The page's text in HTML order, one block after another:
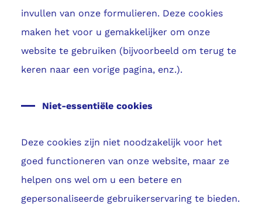
invullen van onze formulieren. Deze cookies
maken het voor u gemakkelijker om onze
website te gebruiken (bijvoorbeeld om terug te
keren naar een vorige pagina, enz.).
Niet-essentiële cookies
Deze cookies zijn niet noodzakelijk voor het
goed functioneren van onze website, maar ze
helpen ons wel om u een betere en
gepersonaliseerde gebruikerservaring te bieden.